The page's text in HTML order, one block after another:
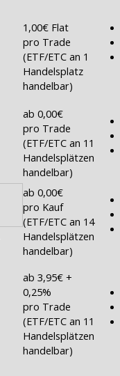
1,00€ Flat
pro Trade
(ETF/ETC an 1
Handelsplatz
handelbar)
ab 0,00€
pro Trade
(ETF/ETC an 11
Handelsplätzen
handelbar)
ab 0,00€
pro Kauf
(ETF/ETC an 14
Handelsplätzen
handelbar)
ab 3,95€ +
0,25%
pro Trade
(ETF/ETC an 11
Handelsplätzen
handelbar)